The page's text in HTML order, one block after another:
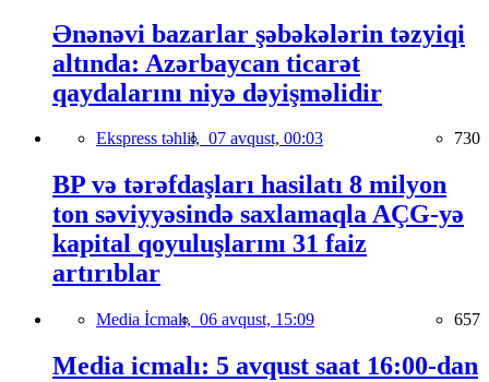
Ənənəvi bazarlar şəbəkələrin təzyiqi
altında: Azərbaycan ticarət
qaydalarını niyə dəyişməlidir
Ekspress təhlil, 07 avqust, 00:03 730
BP və tərəfdaşları hasilatı 8 milyon
ton səviyyəsində saxlamaqla AÇG-yə
kapital qoyuluşlarını 31 faiz
artırıblar
Media İcmalı, 06 avqust, 15:09 657
Media icmalı: 5 avqust saat 16:00-dan